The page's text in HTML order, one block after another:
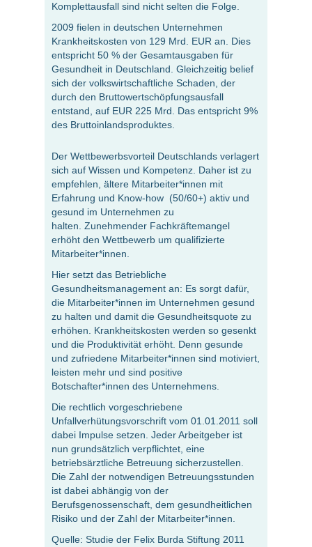
Komplettausfall sind nicht selten die Folge.
2009 fielen in deutschen Unternehmen
Krankheitskosten von 129 Mrd. EUR an. Dies
entspricht 50 % der Gesamtausgaben für
Gesundheit in Deutschland. Gleichzeitig belief
sich der volkswirtschaftliche Schaden, der
durch den Bruttowertschöpfungsausfall
entstand, auf EUR 225 Mrd. Das entspricht 9%
des Bruttoinlandsproduktes.
Der Wettbewerbsvorteil Deutschlands verlagert
sich auf Wissen und Kompetenz. Daher ist zu
empfehlen, ältere Mitarbeiter*innen mit
Erfahrung und Know-how (50/60+) aktiv und
gesund im Unternehmen zu
halten. Zunehmender Fachkräftemangel
erhöht den Wettbewerb um qualifizierte
Mitarbeiter*innen.
Hier setzt das Betriebliche
Gesundheitsmanagement an: Es sorgt dafür,
die Mitarbeiter*innen im Unternehmen gesund
zu halten und damit die Gesundheitsquote zu
erhöhen. Krankheitskosten werden so gesenkt
und die Produktivität erhöht. Denn gesunde
und zufriedene Mitarbeiter*innen sind motiviert,
leisten mehr und sind positive
Botschafter*innen des Unternehmens.
Die rechtlich vorgeschriebene
Unfallverhütungsvorschrift vom 01.01.2011 soll
dabei Impulse setzen. Jeder Arbeitgeber ist
nun grundsätzlich verpflichtet, eine
betriebsärztliche Betreuung sicherzustellen.
Die Zahl der notwendigen Betreuungsstunden
ist dabei abhängig von der
Berufsgenossenschaft, dem gesundheitlichen
Risiko und der Zahl der Mitarbeiter*innen.
Quelle: Studie der Felix Burda Stiftung 2011